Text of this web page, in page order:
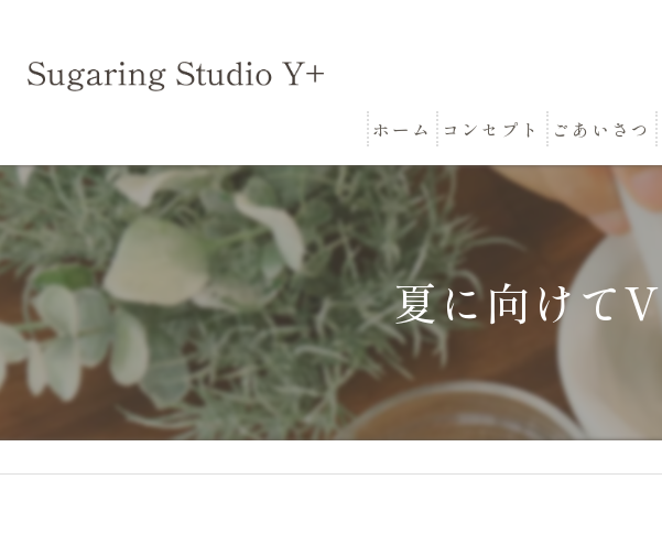
ホーム コンセプト ごあいさつ
夏に向けて